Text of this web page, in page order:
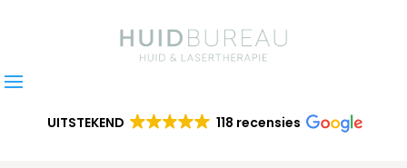
UITSTEKEND 118 recensies